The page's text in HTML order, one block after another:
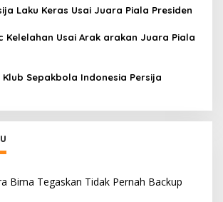
Laku Keras Usai Juara Piala Presiden
Kelelahan Usai Arak arakan Juara Piala
Sepakbola Indonesia Persija
Bima Tegaskan Tidak Pernah Backup